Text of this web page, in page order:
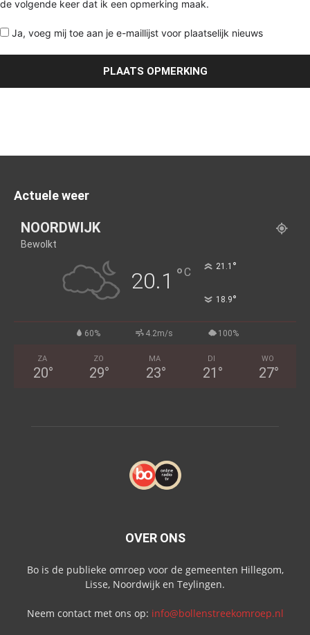
de volgende keer dat ik een opmerking maak.
Ja, voeg mij toe aan je e-maillijst voor plaatselijk nieuws
Actuele weer
NOORDWIJK
Bewolkt
20.1 °C 21.1 °
18.9°
60% 4.2m/s 100%
ZA
20°
ZO
29°
MA
23°
DI
21 °
WO
27°
OVER ONS
Bo is de publieke omroep voor de gemeenten Hillegom,
Lisse, Noordwijk en Teylingen.
Neem contact met ons op: info@bollenstreekomroep.nl